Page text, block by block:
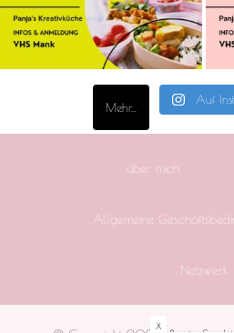
Mehr...
Auf
über mich
Allgemeine
Netzwerk